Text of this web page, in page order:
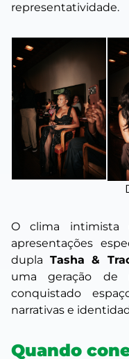
representatividade.
O clima intimista
apresentações
dupla Tasha &
uma geração de
conquistado
narrativas e
Quando